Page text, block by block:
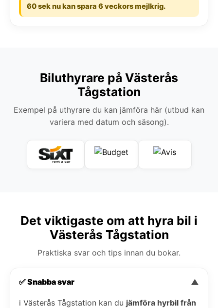
60 sek nu kan spara 6 veckors mejlkrig.
Biluthyrare på Västerås
Tågstation
Exempel på uthyrare du kan jämföra här (utbud kan
variera med datum och säsong).
Det viktigaste om att hyra bil i
Västerås Tågstation
Praktiska svar och tips innan du bokar.
✅ Snabba svar ▼
i Västerås Tågstation kan du jämföra hyrbil från